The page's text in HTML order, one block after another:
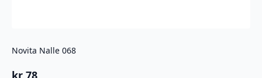
Novita Nalle 068
kr 78